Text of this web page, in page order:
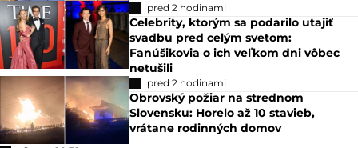
pred 2 hodinami
Celebrity, ktorým sa podarilo utajiť
svadbu pred celým svetom:
Fanúšikovia o ich veľkom dni vôbec
netušili
pred 2 hodinami
Obrovský požiar na strednom
Slovensku: Horelo až 10 stavieb,
vrátane rodinných domov